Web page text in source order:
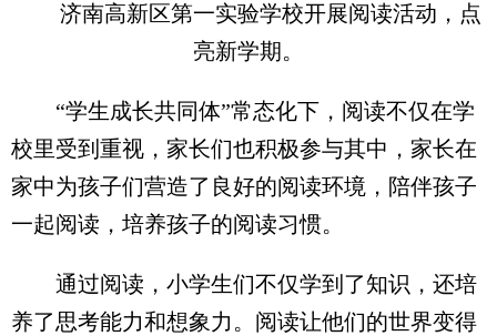
济南高新区第一实验学校开展阅读活动，点
亮新学期。
“学生成长共同体”常态化下，阅读不仅在学
校里受到重视，家长们也积极参与其中，家长在
家中为孩子们营造了良好的阅读环境，陪伴孩子
一起阅读，培养孩子的阅读习惯。
通过阅读，小学生们不仅学到了知识，还培
养了思考能力和想象力。阅读让他们的世界变得